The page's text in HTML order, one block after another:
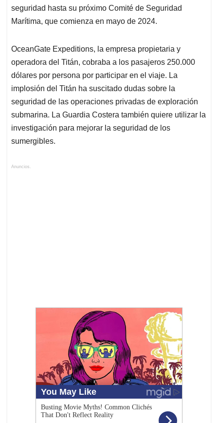
seguridad hasta su próximo Comité de Seguridad
Marítima, que comienza en mayo de 2024.
OceanGate Expeditions, la empresa propietaria y
operadora del Titán, cobraba a los pasajeros 250.000
dólares por persona por participar en el viaje. La
implosión del Titán ha suscitado dudas sobre la
seguridad de las operaciones privadas de exploración
submarina. La Guardia Costera también quiere utilizar la
investigación para mejorar la seguridad de los
sumergibles.
Anuncios.